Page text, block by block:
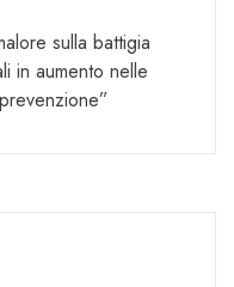
sulla battigia
in aumento nelle